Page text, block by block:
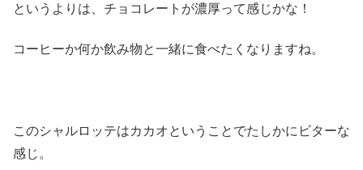
というよりは、チョコレートが濃厚って感じかな！
コーヒーか何か飲み物と一緒に食べたくなりますね。
このシャルロッテはカカオということでたしかにビターな
感じ。